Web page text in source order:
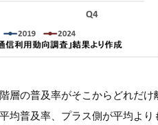
層の普及率がそこからどれだけ
均普及率、プラス側が平均より